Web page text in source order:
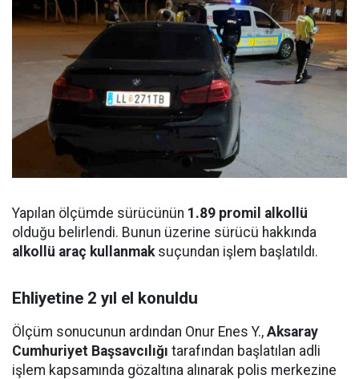
Yapılan ölçümde sürücünün 1.89 promil alkollü
olduğu belirlendi. Bunun üzerine sürücü hakkında
alkollü araç kullanmaksuçundan işlem başlatıldı.
Ehliyetine 2 yıl el konuldu
Ölçüm sonucunun ardından Onur Enes Y., Aksaray
Cumhuriyet Başsavcılığı tarafından başlatılan adli
işlem kapsamında gözaltına alınarak polis merkezine